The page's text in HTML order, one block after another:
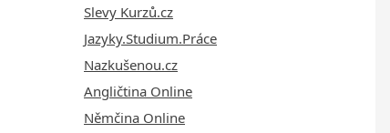
Slevy Kurzů.cz
Jazyky.Studium.Práce
Nazkušenou.cz
Angličtina Online
Němčina Online